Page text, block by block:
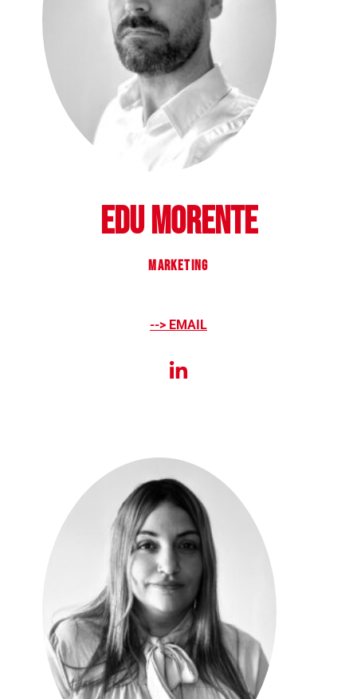
EDU MORENTE
marketing
--> EMAIL